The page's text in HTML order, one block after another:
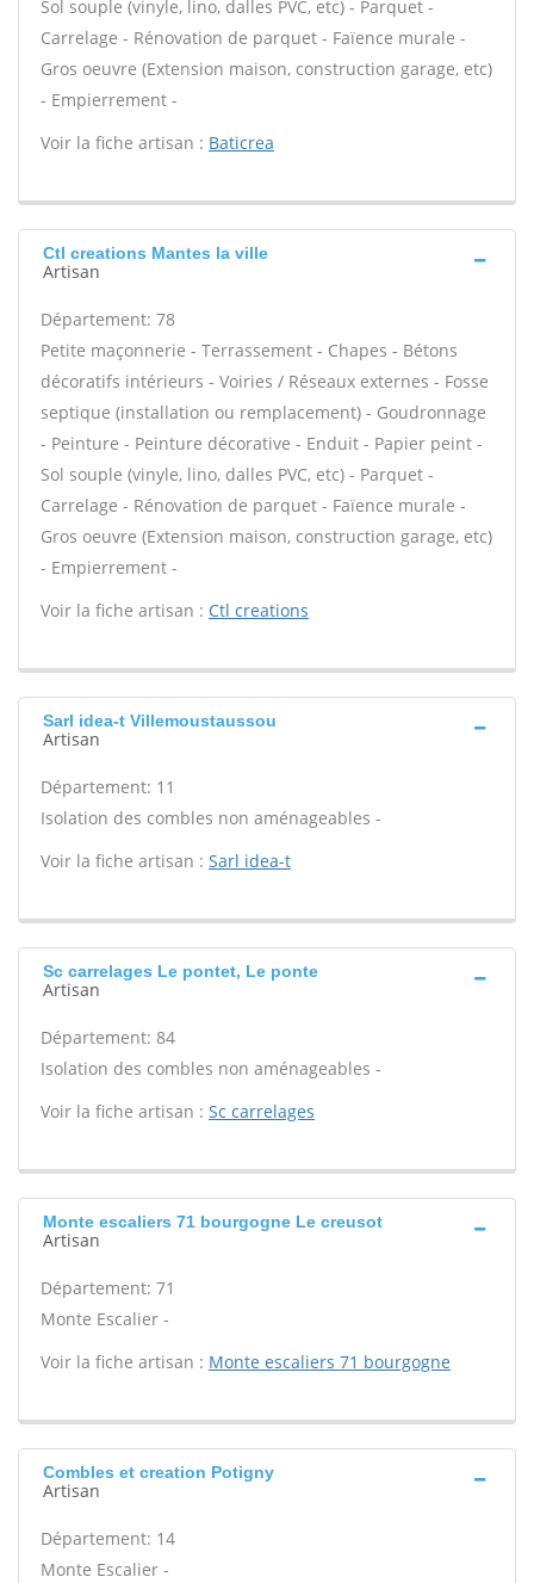
Sol souple (vinyle, lino, dalles PVC, etc) - Parquet -
Carrelage - Rénovation de parquet - Faïence murale -
Gros oeuvre (Extension maison, construction garage, etc)
- Empierrement -
Voir la fiche artisan : Baticrea
Ctl creations Mantes la ville
Artisan
Département: 78
Petite maçonnerie - Terrassement - Chapes - Bétons
décoratifs intérieurs - Voiries / Réseaux externes - Fosse
septique (installation ou remplacement) - Goudronnage
- Peinture - Peinture décorative - Enduit - Papier peint -
Sol souple (vinyle, lino, dalles PVC, etc) - Parquet -
Carrelage - Rénovation de parquet - Faïence murale -
Gros oeuvre (Extension maison, construction garage, etc)
- Empierrement -
Voir la fiche artisan : Ctl creations
Sarl idea-t Villemoustaussou
Artisan
Département: 11
Isolation des combles non aménageables -
Voir la fiche artisan : Sarl idea-t
Sc carrelages Le pontet, Le ponte
Artisan
Département: 84
Isolation des combles non aménageables -
Voir la fiche artisan : Sc carrelages
Monte escaliers 71 bourgogne Le creusot
Artisan
Département: 71
Monte Escalier -
Voir la fiche artisan : Monte escaliers 71 bourgogne
Combles et creation Potigny
Artisan
Département: 14
Monte Escalier -